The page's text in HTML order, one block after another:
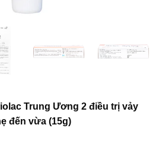
Trung Ương 2 điều trị vảy
đến vừa (15g)